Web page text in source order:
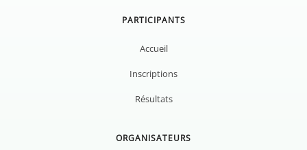
PARTICIPANTS
Accueil
Inscriptions
Résultats
ORGANISATEURS